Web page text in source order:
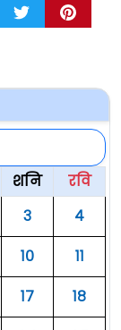
शनि
रवि
३
४
१०
११
१७
१८